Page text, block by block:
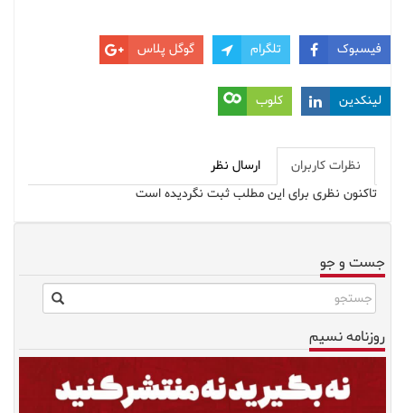
فیسبوک تلگرام گوگل پلاس
لینکدین کلوب
نظرات کاربران
ارسال نظر
تاکنون نظری برای این مطلب ثبت نگردیده است
جست و جو
روزنامه نسیم